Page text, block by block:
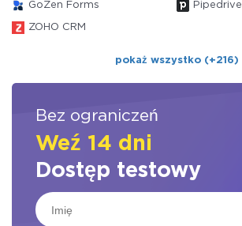
GoZen Forms Pipedrive
ZOHO CRM
pokaż wszystko (+216)
Bez ograniczeń
Weź 14 dni
Dostęp testowy